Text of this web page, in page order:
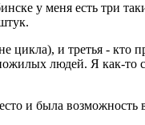
у меня есть три
цикла), и третья -
людей. Я как-
и была возможность